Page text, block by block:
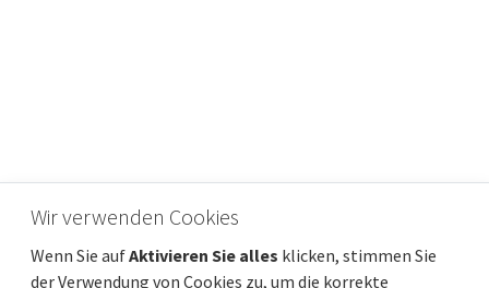
Preis 385 000 € Entfernung vom meer
5 000 m
Wir verwenden Cookies
Wenn Sie aufAktivieren Sie alles klicken, stimmen Sie
der Verwendung von Cookies zu, um die korrekte